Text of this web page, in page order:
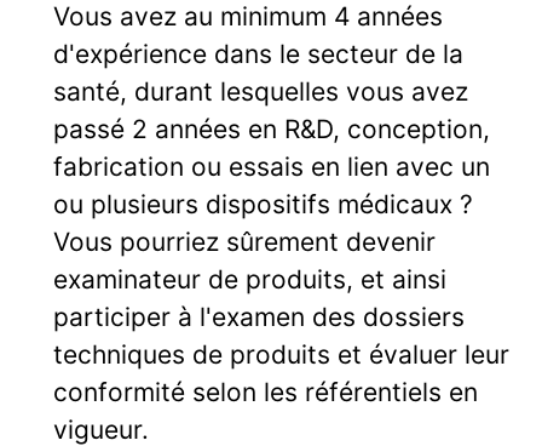
Vous avez au minimum 4 années
d'expérience dans le secteur de la
santé, durant lesquelles vous avez
passé 2 années en R&D, conception,
fabrication ou essais en lien avec un
ou plusieurs dispositifs médicaux ?
Vous pourriez sûrement devenir
examinateur de produits, et ainsi
participer à l'examen des dossiers
techniques de produits et évaluer leur
conformité selon les référentiels en
vigueur.